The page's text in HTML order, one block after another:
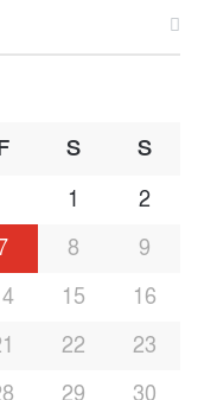
S
S
1
2
8
9
15
16
22
23